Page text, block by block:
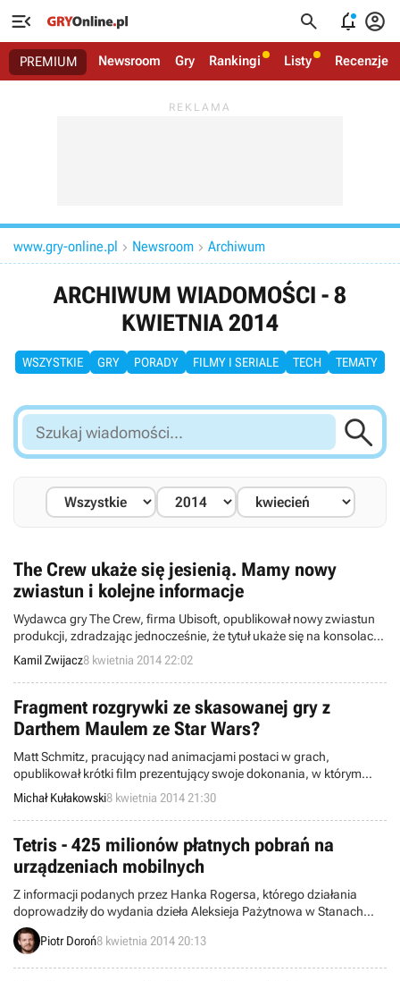
   
PREMIUM Newsroom Gry Rankingi Listy Recenzje
www.gry-online.pl  Newsroom  Archiwum
ARCHIWUM WIADOMOŚCI - 8
KWIETNIA 2014
WSZYSTKIE GRY PORADY FILMY I SERIALE TECH TEMATY
Szukaj
wiadomości...

The Crew ukaże się jesienią. Mamy nowy
zwiastun i kolejne informacje
Wydawca gry The Crew, firma Ubisoft, opublikował nowy zwiastun
produkcji, zdradzając jednocześnie, że tytuł ukaże się na konsolach
Xbox One, PlayStation 4 i komputerach osobistych jesienią
bieżącego roku. Przy okazji serwis Eurogamer ujawnił nowe
informacje dotyczące projektu studia Ivory Tower.
Kamil Zwijacz8 kwietnia 2014 22:02
Fragment rozgrywki ze skasowanej gry z
Darthem Maulem ze Star Wars?
Matt Schmitz, pracujący nad animacjami postaci w grach,
opublikował krótki film prezentujący swoje dokonania, w którym
możemy zobaczyć fragmenty rozgrywki z najprawdopodobniej
skasowanej produkcji opartej na licencji Star Wars. Głównym i
grywalnym bohaterem widocznym w klipie jest Darth Maul.
Michał Kułakowski8 kwietnia 2014 21:30
Tetris - 425 milionów płatnych pobrań na
urządzeniach mobilnych
Z informacji podanych przez Hanka Rogersa, którego działania
doprowadziły do wydania dzieła Aleksieja Pażytnowa w Stanach
Zjednoczonych, wynika, że gry z serii zakupiono i pobrano na
wszelakie urządzenia mobilne 425 milionów razy.
Piotr Doroń8 kwietnia 2014 20:13